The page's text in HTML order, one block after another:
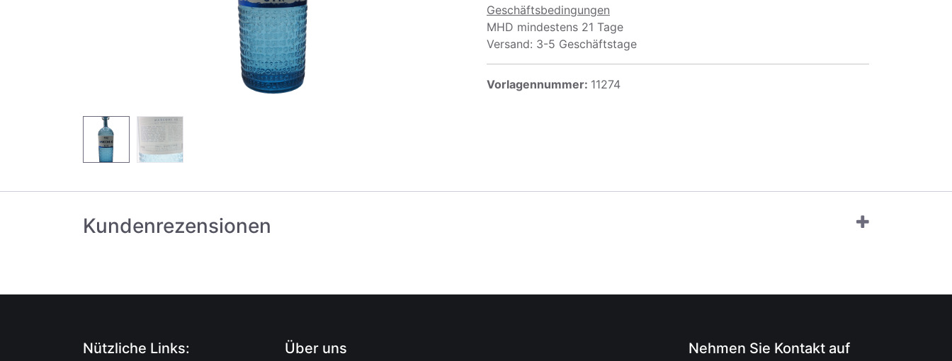
Geschäftsbedingungen
MHD mindestens 21 Tage
Versand: 3-5 Geschäftstage
Vorlagennummer: 11274
Kundenrezensionen
Nützliche Links: Über uns Nehmen Sie Kontakt auf